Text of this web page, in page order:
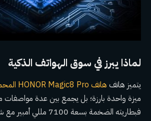
لماذا يبرز في سوق الهواتف الذكية
يتميز هاتف هاتف HONOR Magic8 Pro المحمول
ميزة واحدة بارزة؛ بل يجمع بين عدة مواصفات
فبطاريته الضخمة بسعة